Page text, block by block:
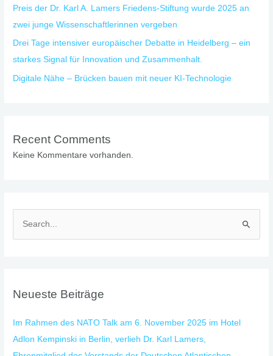
Preis der Dr. Karl A. Lamers Friedens-Stiftung wurde 2025 an
zwei junge Wissenschaftlerinnen vergeben
Drei Tage intensiver europäischer Debatte in Heidelberg – ein
starkes Signal für Innovation und Zusammenhalt.
Digitale Nähe – Brücken bauen mit neuer KI-Technologie
Recent Comments
Keine Kommentare vorhanden.
e
n
a
Neueste Beiträge
Im Rahmen des NATO Talk am 6. November 2025 im Hotel
Adlon Kempinski in Berlin, verlieh Dr. Karl Lamers,